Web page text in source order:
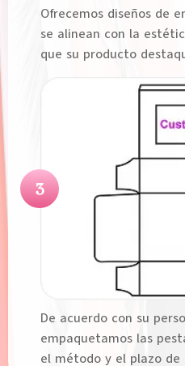
Ofrecemos diseños de
se alinean con la
que su producto
3
De acuerdo con su
empaquetamos las
el método y el plazo de